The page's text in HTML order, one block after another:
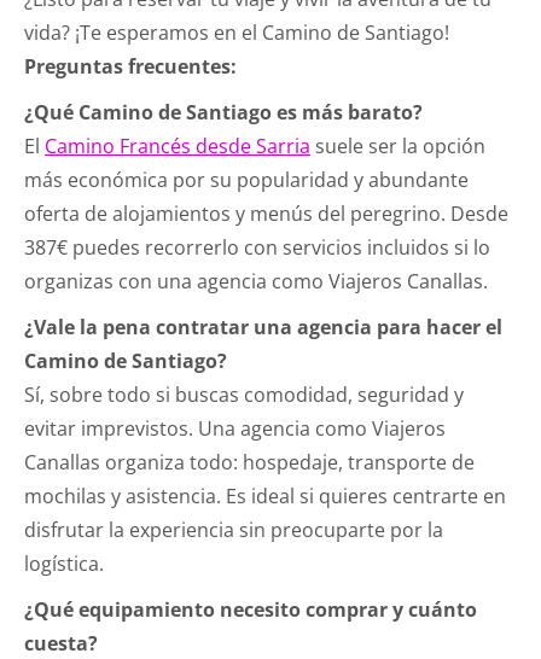
vida? ¡Te esperamos en el Camino de Santiago!
Preguntas frecuentes:
¿Qué Camino de Santiago es más barato?
El Camino Francés desde Sarria suele ser la opción
más económica por su popularidad y abundante
oferta de alojamientos y menús del peregrino. Desde
387€ puedes recorrerlo con servicios incluidos si lo
organizas con una agencia como Viajeros Canallas.
¿Vale la pena contratar una agencia para hacer el
Camino de Santiago?
Sí, sobre todo si buscas comodidad, seguridad y
evitar imprevistos. Una agencia como Viajeros
Canallas organiza todo: hospedaje, transporte de
mochilas y asistencia. Es ideal si quieres centrarte en
disfrutar la experiencia sin preocuparte por la
logística.
¿Qué equipamiento necesito comprar y cuánto
cuesta?